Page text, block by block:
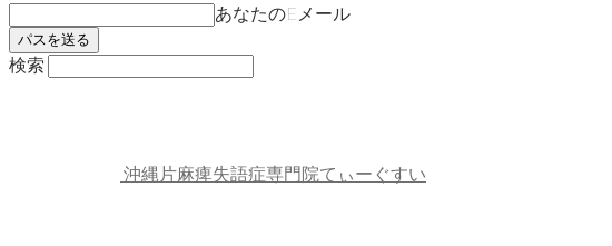
あなたのEメール
検索
沖縄片麻痺失語症専門院てぃーぐすい